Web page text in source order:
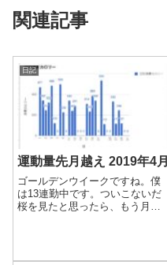
関連記事
日記
運動量先月越え 2019年4月
ゴールデンウイークですね。僕
は13連勤中です。ついこないだ
桜を見たと思ったら、もう月末